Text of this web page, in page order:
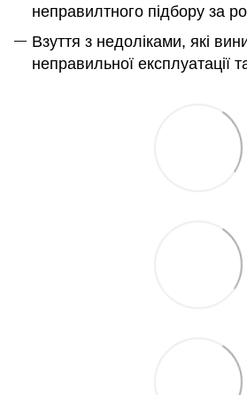
неправилтного підбору за
Взуття з недоліками, які
неправильної експлуатації